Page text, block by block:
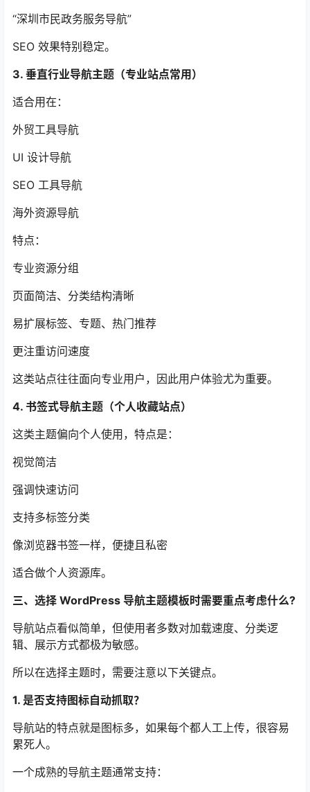
“深圳市民政务服务导航”
SEO 效果特别稳定。
3. 垂直行业导航主题（专业站点常用）
适合用在：
外贸工具导航
UI 设计导航
SEO 工具导航
海外资源导航
特点：
专业资源分组
页面简洁、分类结构清晰
易扩展标签、专题、热门推荐
更注重访问速度
这类站点往往面向专业用户，因此用户体验尤为重要。
4. 书签式导航主题（个人收藏站点）
这类主题偏向个人使用，特点是：
视觉简洁
强调快速访问
支持多标签分类
像浏览器书签一样，便捷且私密
适合做个人资源库。
三、选择 WordPress 导航主题模板时需要重点考虑什么?
导航站点看似简单，但使用者多数对加载速度、分类逻
辑、展示方式都极为敏感。
所以在选择主题时，需要注意以下关键点。
1. 是否支持图标自动抓取？
导航站的特点就是图标多，如果每个都人工上传，很容易
累死人。
一个成熟的导航主题通常支持：